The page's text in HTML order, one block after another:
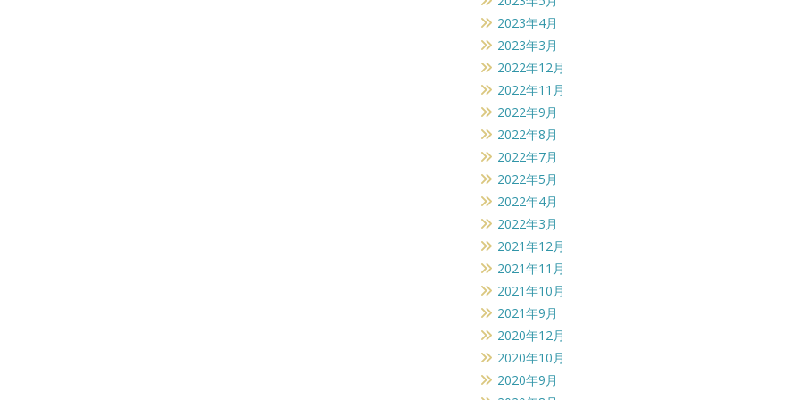
2023年4月
2023年3月
2022年12月
2022年11月
2022年9月
2022年8月
2022年7月
2022年5月
2022年4月
2022年3月
2021年12月
2021年11月
2021年10月
2021年9月
2020年12月
2020年10月
2020年9月